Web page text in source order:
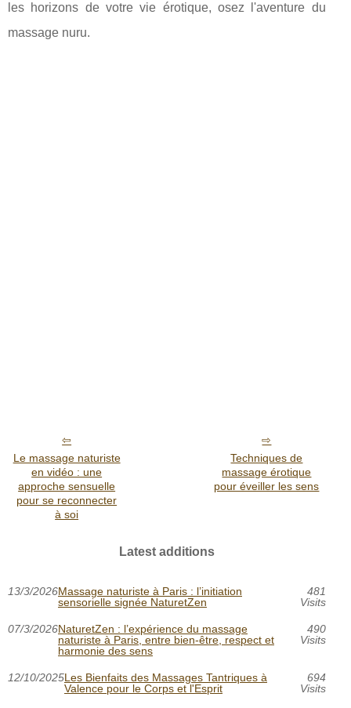
les horizons de votre vie érotique, osez l'aventure du
massage nuru.
Le massage naturiste
en vidéo : une
approche sensuelle
pour se reconnecter
à soi
Techniques de
massage érotique
pour éveiller les sens
Latest additions
13/3/2026Massage naturiste à Paris : l’initiation
sensorielle signée NaturetZen
481
Visits
07/3/2026NaturetZen : l’expérience du massage
naturiste à Paris, entre bien‑être, respect et
harmonie des sens
490
Visits
12/10/2025Les Bienfaits des Massages Tantriques à
Valence pour le Corps et l'Esprit
694
Visits